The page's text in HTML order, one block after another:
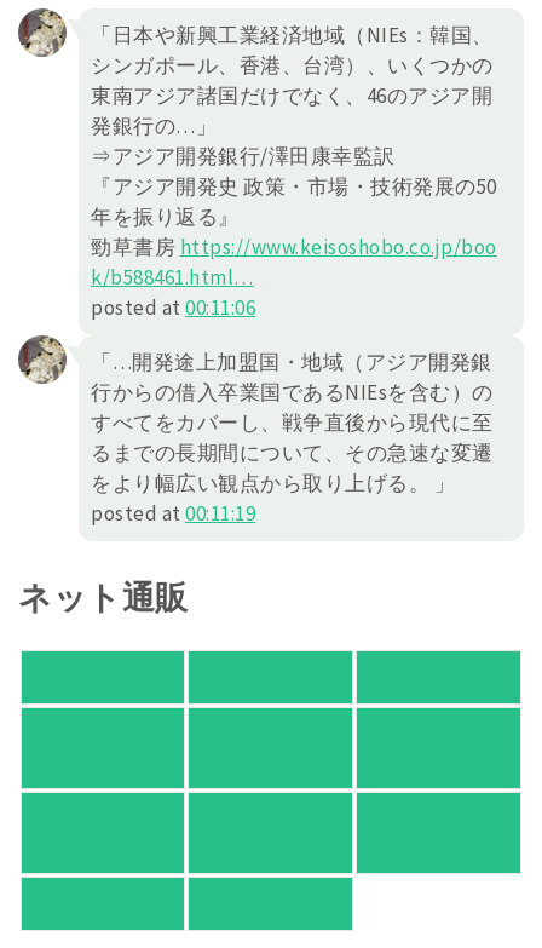
「日本や新興工業経済地域（NIEs：韓国、
シンガポール、香港、台湾）、いくつかの
東南アジア諸国だけでなく、46のアジア開
発銀行の…」
⇒アジア開発銀行/澤田康幸監訳
『アジア開発史 政策・市場・技術発展の50
年を振り返る』
勁草書房 https://www.keisoshobo.co.jp/boo
k/b588461.html…
posted at00:11:06
「…開発途上加盟国・地域（アジア開発銀
行からの借入卒業国であるNIEsを含む）の
すべてをカバーし、戦争直後から現代に至
るまでの長期間について、その急速な変遷
をより幅広い観点から取り上げる。 」
posted at00:11:19
ネット通販